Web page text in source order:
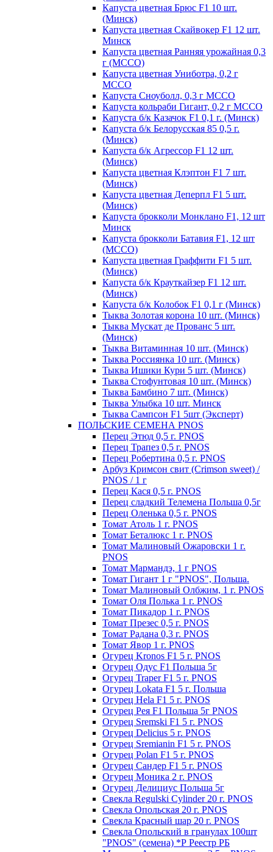
Капуста цветная Брюс F1 10 шт.
(Минск)
Капуста цветная Скайвокер F1 12 шт.
Минск
Капуста цветная Ранняя урожайная 0,3
г (МССО)
Капуста цветная Униботра, 0,2 г
МССО
Капуста Сноуболл, 0,3 г МССО
Капуста кольраби Гигант, 0,2 г МССО
Капуста б/к Казачок F1 0,1 г. (Минск)
Капуста б/к Белорусская 85 0,5 г.
(Минск)
Капуста б/к Агрессор F1 12 шт.
(Минск)
Капуста цветная Клэптон F1 7 шт.
(Минск)
Капуста цветная Деперпл F1 5 шт.
(Минск)
Капуста брокколи Монклано F1, 12 шт
Минск
Капуста брокколи Батавия F1, 12 шт
(МССО)
Капуста цветная Граффити F1 5 шт.
(Минск)
Капуста б/к Крауткайзер F1 12 шт.
(Минск)
Капуста б/к Колобок F1 0,1 г (Минск)
Тыква Золотая корона 10 шт. (Минск)
Тыква Мускат де Прованс 5 шт.
(Минск)
Тыква Витаминная 10 шт. (Минск)
Тыква Россиянка 10 шт. (Минск)
Тыква Ишики Кури 5 шт. (Минск)
Тыква Стофунтовая 10 шт. (Минск)
Тыква Бамбино 7 шт. (Минск)
Тыква Улыбка 10 шт. Минск
Тыква Сампсон F1 5шт (Эксперт)
ПОЛЬСКИЕ СЕМЕНА PNOS
Перец Этюд 0,5 г. PNOS
Перец Трапез 0,5 г. PNOS
Перец Робертина 0,5 г. PNOS
Арбуз Кримсон свит (Crimson sweet) /
PNOS / 1 г
Перец Кася 0,5 г. PNOS
Перец сладкий Телемена Польша 0,5г
Перец Оленька 0,5 г. PNOS
Томат Атоль 1 г. PNOS
Томат Беталюкс 1 г. PNOS
Томат Малиновый Ожаровски 1 г.
PNOS
Томат Мармандэ, 1 г PNOS
Томат Гигант 1 г "PNOS", Польша.
Томат Малиновый Олбжим, 1 г. PNOS
Томат Оля Полька 1 г. PNOS
Томат Пикадор 1 г. PNOS
Томат Презес 0,5 г. PNOS
Toмaт Рaдaнa 0,3 г. PNOS
Томат Явор 1 г. PNOS
Огурец Kronos F1 5 г. PNOS
Огурец Одус F1 Польша 5г
Огурец Traper F1 5 г. PNOS
Огурец Lokata F1 5 г. Польша
Огурец Hela F1 5 г. PNOS
Огурец Рея F1 Польша 5г PNOS
Огурец Sremski F1 5 г. PNOS
Огурец Delicius 5 г. PNOS
Огурец Sremianin F1 5 г. PNOS
Огурец Polan F1 5 г. PNOS
Огурец Сандер F1 5 г. PNOS
Огурец Моника 2 г. PNOS
Огурец Делициус Польша 5г
Свекла Regulski Cylinder 20 г. PNOS
Свекла Опольская 20 г. PNOS
Свекла Красный шар 20 г. PNOS
Свекла Опольский в гранулах 100шт
"PNOS" (семена) *Р Реестр РБ